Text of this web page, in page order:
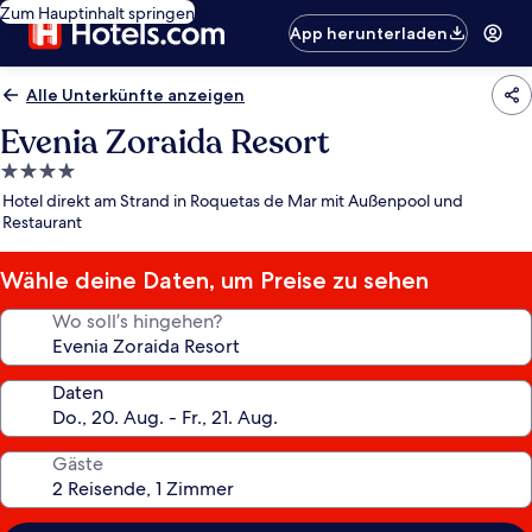
Zum Hauptinhalt springen
App herunterladen
Alle Unterkünfte anzeigen
Evenia Zoraida Resort
4.0-
Sterne-
Unterkunft
Hotel direkt am Strand in Roquetas de Mar mit Außenpool und
Restaurant
Wähle deine Daten, um Preise zu sehen
Wo soll’s hingehen?
Daten
Gäste